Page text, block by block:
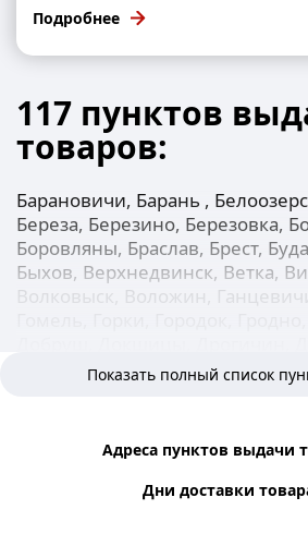
Подробнее
117 пунктов
товаров:
Барановичи, Барань ,
Береза, Березино, Березовка,
Боровляны, Браслав, Брест,
Быхов, Верхнедвинск, Ветка,
Волковыск, Воложин,
Ельск, Жабинка, Житковичи,
Заславль, Зельва, Иваново,
Кличев, Кобрин, Колодищи,
Костюковичи, Кричев, Круглое,
Лельчицы, Лепель, Лида,
Показать полный список
Адреса пунктов выдачи
Дни доставки